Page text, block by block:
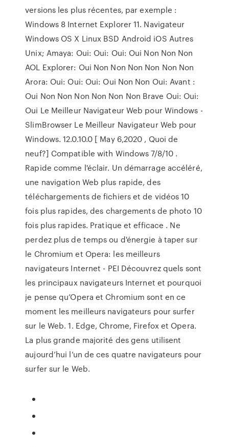
versions les plus récentes, par exemple :
Windows 8 Internet Explorer 11. Navigateur
Windows OS X Linux BSD Android iOS Autres
Unix; Amaya: Oui: Oui: Oui: Oui Non Non Non
AOL Explorer: Oui Non Non Non Non Non Non
Arora: Oui: Oui: Oui: Oui Non Non Oui: Avant :
Oui Non Non Non Non Non Non Brave Oui: Oui:
Oui Le Meilleur Navigateur Web pour Windows -
SlimBrowser Le Meilleur Navigateur Web pour
Windows. 12.0.10.0 [ May 6,2020 , Quoi de
neuf?] Compatible with Windows 7/8/10 .
Rapide comme l'éclair. Un démarrage accéléré,
une navigation Web plus rapide, des
téléchargements de fichiers et de vidéos 10
fois plus rapides, des chargements de photo 10
fois plus rapides. Pratique et efficace . Ne
perdez plus de temps ou d'énergie à taper sur
le Chromium et Opera: les meilleurs
navigateurs Internet - PEI Découvrez quels sont
les principaux navigateurs Internet et pourquoi
je pense qu’Opera et Chromium sont en ce
moment les meilleurs navigateurs pour surfer
sur le Web. 1. Edge, Chrome, Firefox et Opera.
La plus grande majorité des gens utilisent
aujourd’hui l’un de ces quatre navigateurs pour
surfer sur le Web.